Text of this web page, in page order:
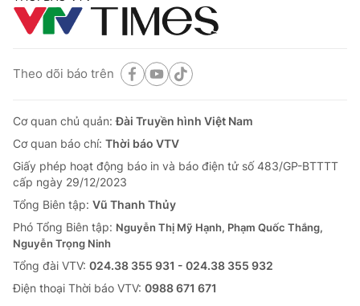
Theo dõi báo trên
Cơ quan chủ quản:Đài Truyền hình Việt Nam
Cơ quan báo chí: Thời báo VTV
Giấy phép hoạt động báo in và báo điện tử số 483/GP-BTTTT
cấp ngày 29/12/2023
Tổng Biên tập: Vũ Thanh Thủy
Phó Tổng Biên tập: Nguyễn Thị Mỹ Hạnh, Phạm Quốc Thắng,
Nguyễn Trọng Ninh
Tổng đài VTV: 024.38 355 931 - 024.38 355 932
Ðiện thoại Thời báo VTV: 0988 671 671